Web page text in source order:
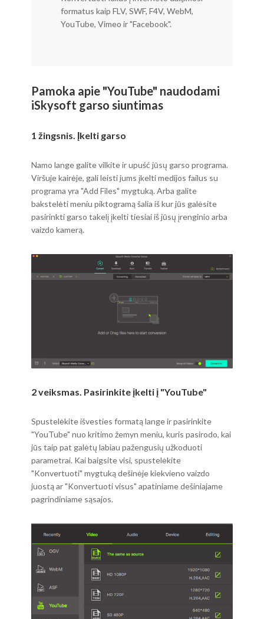
formatus kaip FLV, SWF, F4V, WebM,
YouTube, Vimeo ir "Facebook".
Pamoka apie "YouTube" naudodami
iSkysoft garso siuntimas
1 žingsnis. Įkelti garso
Namo lange galite vilkite ir upuść jūsų garso programa.
Viršuje kairėje, gali leisti jums įkelti medijos failus su
programa yra "Add Files" mygtuką. Arba galite
bakstelėti meniu piktogramą šalia iš kur jūs galėsite
pasirinkti garso takelį įkelti tiesiai iš jūsų įrenginio arba
vaizdo kamerą.
2 veiksmas. Pasirinkite įkelti į "YouTube"
Spustelėkite išvesties formatą lange ir pasirinkite
"YouTube" nuo kritimo žemyn meniu, kuris pasirodo, kai
jūs taip pat galėtų labiau pažengusių užkoduoti
parametrai. Kai baigsite visi, spustelėkite
"Konvertuoti" mygtuką dešinėje kiekvieno vaizdo
juostą ar "Konvertuoti visus" apatiniame dešiniajame
pagrindiniame sąsajos.